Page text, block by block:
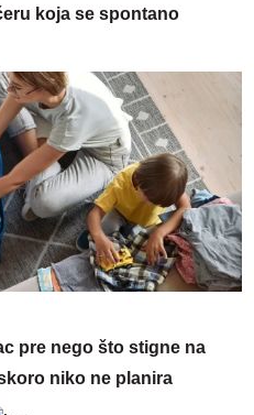
koja se spontano
pre nego što stigne na
niko ne planira